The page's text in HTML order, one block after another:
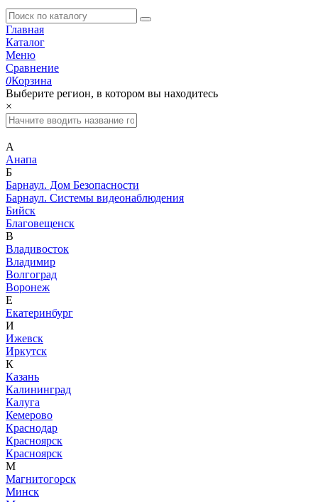
Главная
Каталог
Меню
Сравнение
0Корзина
Выберите регион, в котором вы находитесь
×
А
Анапа
Б
Барнаул. Дом Безопасности
Барнаул. Системы видеонаблюдения
Бийск
Благовещенск
В
Владивосток
Владимир
Волгоград
Воронеж
Е
Екатеринбург
И
Ижевск
Иркутск
К
Казань
Калининград
Калуга
Кемерово
Краснодар
Красноярск
Красноярск
М
Магнитогорск
Минск